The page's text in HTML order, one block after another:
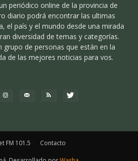
periódico online de la provincia de
diario podrá encontrar las ultimas
el país y el mundo desde una mirada
diversidad de temas y categorías.
grupo de personas que están en la
de las mejores noticias para vos.
FM 101.5 Contacto